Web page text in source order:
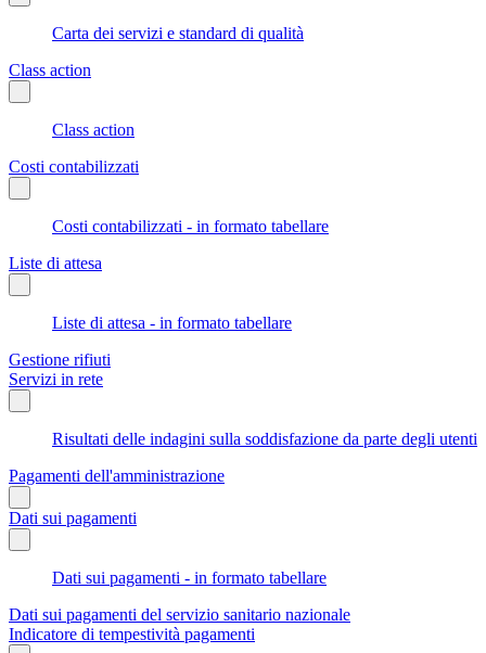
Carta dei servizi e standard di qualità
Class action
Class action
Costi contabilizzati
Costi contabilizzati - in formato tabellare
Liste di attesa
Liste di attesa - in formato tabellare
Gestione rifiuti
Servizi in rete
Risultati delle indagini sulla soddisfazione da parte degli utenti
Pagamenti dell'amministrazione
Dati sui pagamenti
Dati sui pagamenti - in formato tabellare
Dati sui pagamenti del servizio sanitario nazionale
Indicatore di tempestività pagamenti